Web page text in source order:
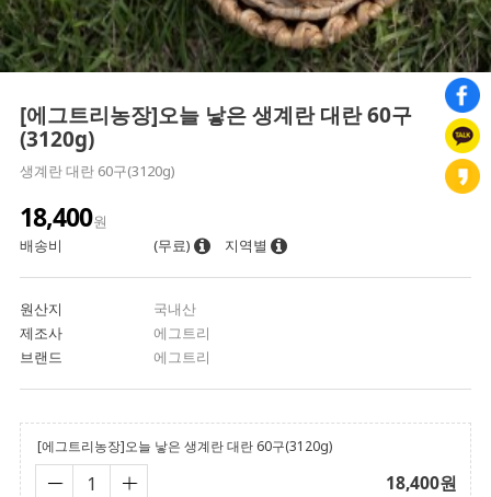
[에그트리농장]오늘 낳은 생계란 대란 60구
(3120g)
생계란 대란 60구(3120g)
18,400원
배송비
(무료) 지역별
원산지
국내산
제조사
에그트리
브랜드
에그트리
[에그트리농장]오늘 낳은 생계란 대란 60구(3120g)
18,400원